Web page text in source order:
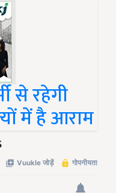
से रहेगी
में है आराम